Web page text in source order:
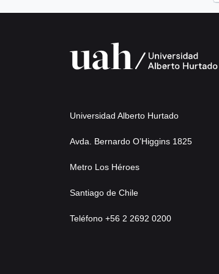
Universidad Alberto Hurtado
Avda. Bernardo O’Higgins 1825
Metro Los Héroes
Santiago de Chile
Teléfono +56 2 2692 0200